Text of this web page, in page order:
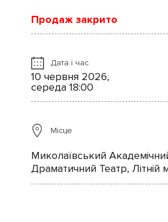
Продаж закрито
Дата і час
10 червня 2026,
середа 18:00
Місце
Миколаївський
Драматичний Театр, Літній